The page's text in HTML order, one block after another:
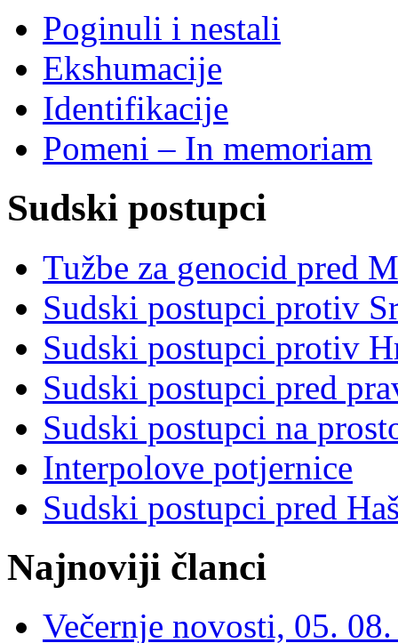
Poginuli i nestali
Ekshumacije
Identifikacije
Pomeni – In memoriam
Sudski postupci
Tužbe za genocid pred
Sudski postupci protiv
Sudski postupci protiv
Sudski postupci pred
Sudski postupci na
Interpolove potjernice
Sudski postupci pred
Najnoviji članci
Večernje novosti, 05.